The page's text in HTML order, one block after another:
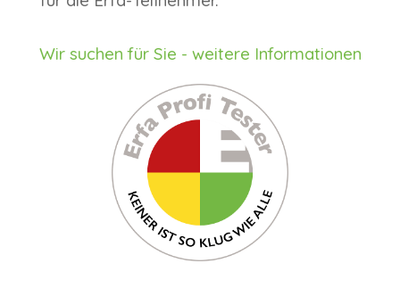
Wir suchen für Sie - weitere Informationen